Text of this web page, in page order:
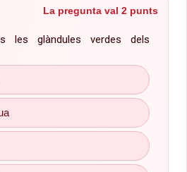
La pregunta val 2 punts
les glàndules verdes dels